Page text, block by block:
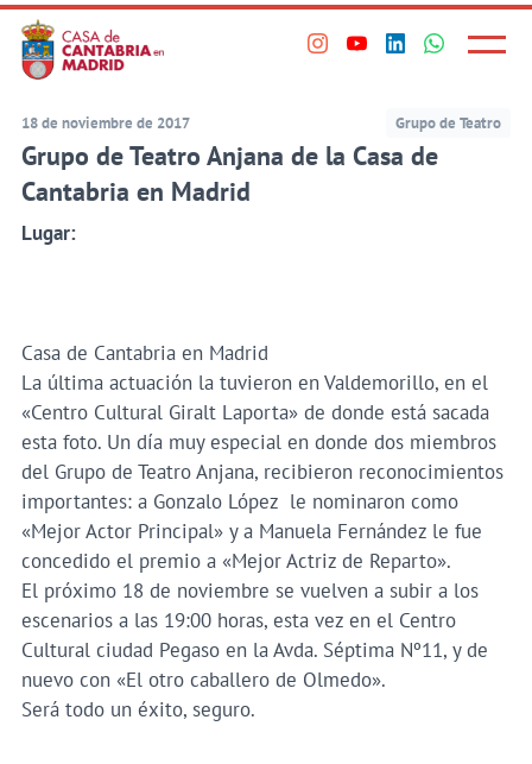
Saltar
al
contenido
principal
Visita
en
Visita
perfil
en
Visita
perfil
Visita
perfil
Principal
Menú
18 de noviembre de 2017 Grupo de Teatro
Grupo de Teatro Anjana de la Casa de
Cantabria en Madrid
Lugar:
Casa de Cantabria en Madrid
La última actuación la tuvieron en Valdemorillo, en el
«Centro Cultural Giralt Laporta» de donde está sacada
esta foto. Un día muy especial en donde dos miembros
del Grupo de Teatro Anjana, recibieron reconocimientos
importantes: a Gonzalo López le nominaron como
«Mejor Actor Principal» y a Manuela Fernández le fue
concedido el premio a «Mejor Actriz de Reparto».
El próximo 18 de noviembre se vuelven a subir a los
escenarios a las 19:00 horas, esta vez en el Centro
Cultural ciudad Pegaso en la Avda. Séptima Nº11, y de
nuevo con «El otro caballero de Olmedo».
Será todo un éxito, seguro.